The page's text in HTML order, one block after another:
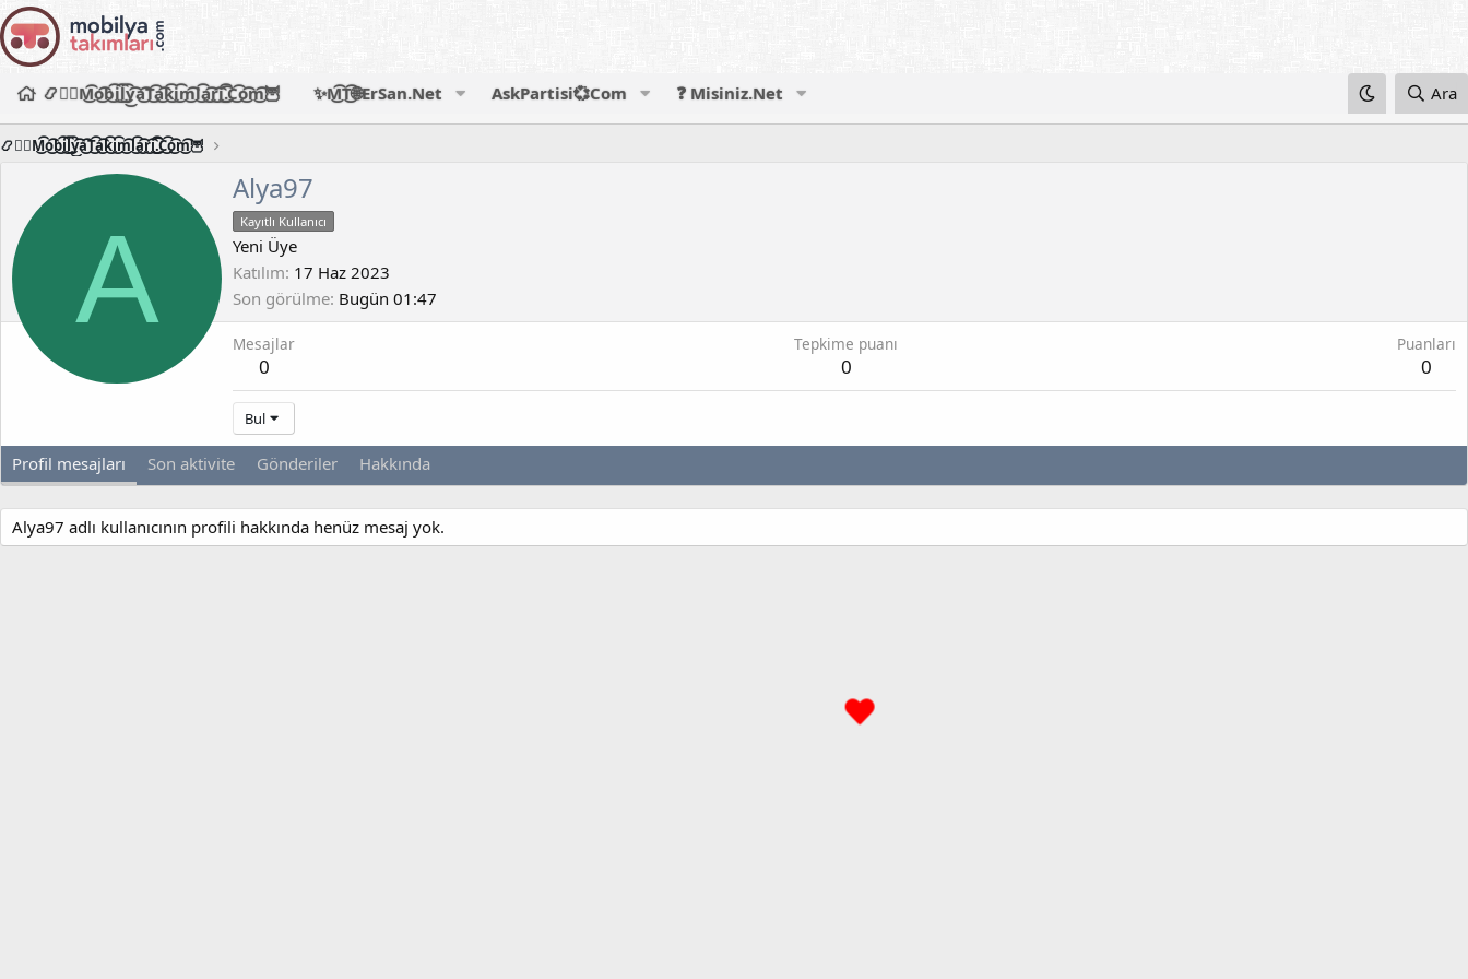
📿🧙‍♂️M͜͡o͜͡b͜͡i͜͡l͜͡y͜͡a͜͡T͜͡a͜͡k͜͡i͜͡m͜͡l͜͡a͜͡r͜͡i͜͡.͜͡C͜͡o͜͡m͜͡🦉 ✨M͜͡T͜͡🌐ErSan.Net AskPartisi💞Com ❓ Misiniz.Net Ara
📿🧙‍♂️M͜͡o͜͡b͜͡i͜͡l͜͡y͜͡a͜͡T͜͡a͜͡k͜͡i͜͡m͜͡l͜͡a͜͡r͜͡i͜͡.͜͡C͜͡o͜͡m͜͡🦉
A
Alya97
Kayıtlı Kullanıcı
Yeni Üye
Katılım 17 Haz 2023
Son görülme Bugün 01:47
Mesajlar
0
Tepkime puanı
0
Puanları
0
Bul
Profil mesajları Son aktivite Gönderiler Hakkında
Alya97 adlı kullanıcının profili hakkında henüz mesaj yok.